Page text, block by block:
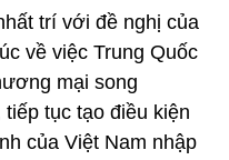
trí với đề nghị của
về việc Trung Quốc
mại song
tục tạo điều kiện
của Việt Nam nhập